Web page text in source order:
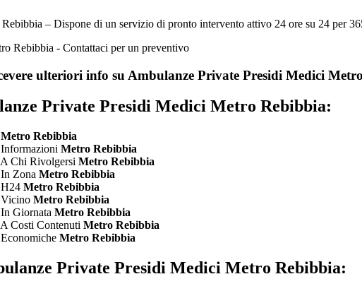
– Dispone di un servizio di pronto intervento attivo 24 ore su 24 per
ulteriori info su Ambulanze Private Presidi Medici
Private Presidi Medici Metro Rebibbia:
Metro Rebibbia
Metro Rebibbia
Chi Rivolgersi Metro Rebibbia
Zona Metro Rebibbia
Metro Rebibbia
Metro Rebibbia
Giornata Metro Rebibbia
Costi Contenuti Metro Rebibbia
Metro Rebibbia
Private Presidi Medici Metro Rebibbia: